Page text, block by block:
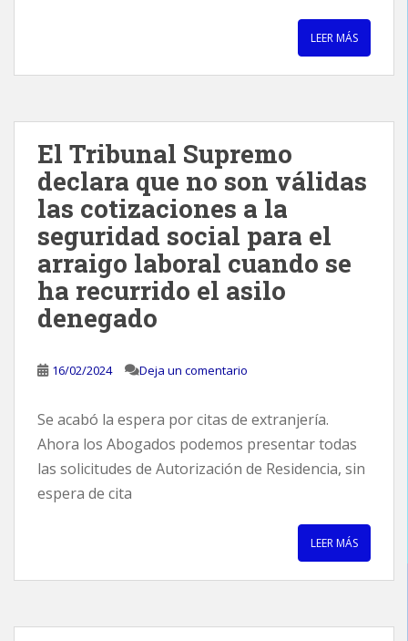
LEER MÁS
El Tribunal Supremo
declara que no son válidas
las cotizaciones a la
seguridad social para el
arraigo laboral cuando se
ha recurrido el asilo
denegado
16/02/2024 Deja un comentario
Se acabó la espera por citas de extranjería.
Ahora los Abogados podemos presentar todas
las solicitudes de Autorización de Residencia, sin
espera de cita
LEER MÁS